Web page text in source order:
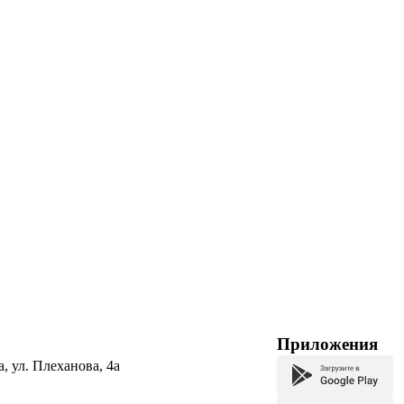
ул. Плеханова, 4а
Приложения